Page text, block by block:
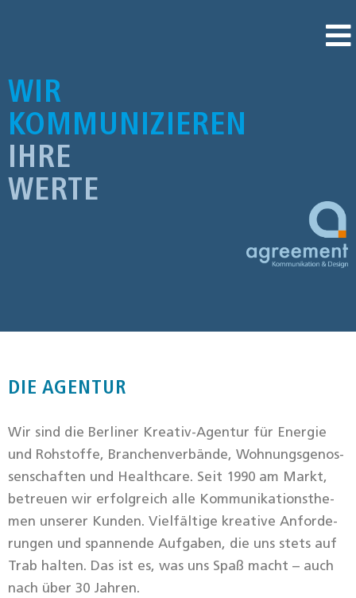
WIR
KOMMUNIZIEREN
IHRE
WERTE
DIE AGENTUR
Wir sind die Ber­li­ner Krea­tiv-Agen­tur für Ener­gie
und Roh­stof­fe, Bran­chen­ver­bän­de, Woh­nungs­ge­nos­
sen­schaf­ten und Health­ca­re. Seit 1990 am Markt,
betreu­en wir erfolg­reich alle Kom­mu­ni­ka­ti­ons­the­
men unse­rer Kun­den. Viel­fäl­ti­ge krea­ti­ve Anfor­de­
run­gen und span­nen­de Auf­ga­ben, die uns stets auf
Trab hal­ten. Das ist es, was uns Spaß macht – auch
nach über 30 Jah­ren.